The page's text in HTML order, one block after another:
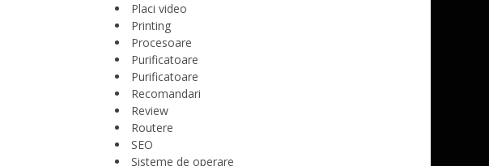
Placi video
Printing
Procesoare
Purificatoare
Purificatoare
Recomandari
Review
Routere
SEO
Sisteme de operare